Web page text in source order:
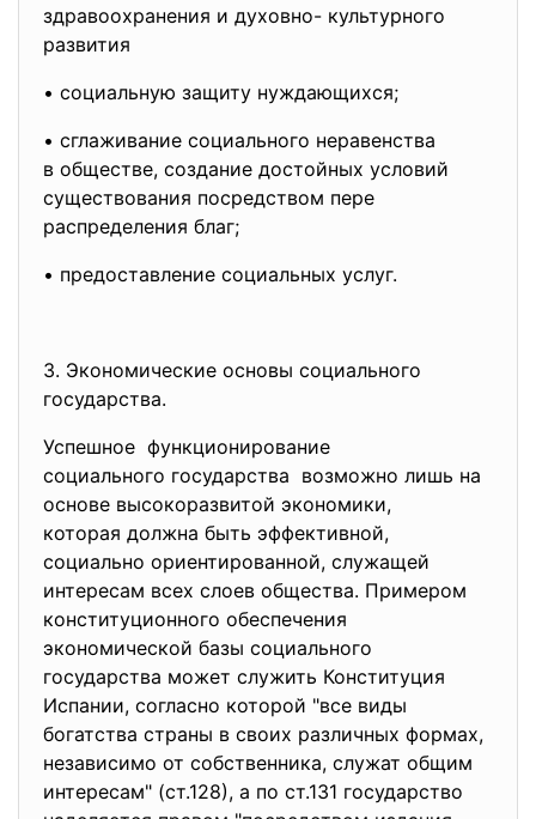
здравоохранения и духовно- культурного
развития
• социальную защиту нуждающихся;
• сглаживание социального неравенства
в обществе, создание достойных условий
существования посредством пере
распределения благ;
• предоставление социальных услуг.
3. Экономические основы социального
государства.
Успешное функционирование
социального государства возможно лишь на
основе высокоразвитой экономики,
которая должна быть эффективной,
социально ориентированной, служащей
интересам всех слоев общества. Примером
конституционного обеспечения
экономической базы социального
государства может служить Конституция
Испании, согласно которой "все виды
богатства страны в своих различных формах,
независимо от собственника, служат общим
интересам" (ст.128), а по ст.131 государство